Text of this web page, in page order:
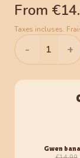
From
Taxes incluses.
- 1 +
Gwen